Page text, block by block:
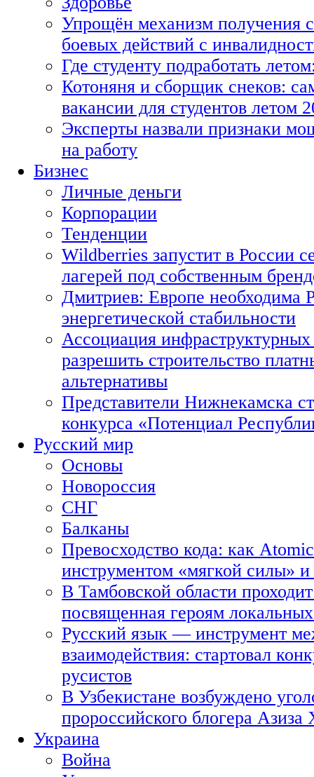
Упрощён механизм получения
боевых действий с
Где студенту подработать
Котоняня и сборщик снеков:
вакансии для студентов летом
Эксперты назвали признаки
на работу
Бизнес
Личные деньги
Корпорации
Тенденции
Wildberries запустит в России
лагерей под собственным
Дмитриев: Европе необходима
энергетической стабильности
Ассоциация
разрешить строительство
альтернативы
Представители Нижнекамска
конкурса «Потенциал
Русский мир
Основы
Новороссия
СНГ
Балканы
Превосходство кода: как
инструментом «мягкой силы» и
В Тамбовской области
посвященная героям
Русский язык — инструмент
взаимодействия: стартовал
русистов
В Узбекистане возбуждено
пророссийского блогера Азиза
Украина
Война